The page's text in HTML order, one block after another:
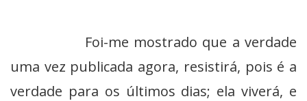
Foi-me mostrado que a verdade
uma vez publicada agora, resistirá, pois é a
verdade para os últimos dias; ela viverá, e